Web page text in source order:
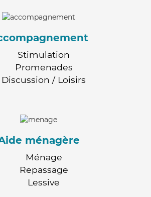
Stimulation
Promenades
Discussion / Loisirs
ménagère
Ménage
Repassage
Lessive